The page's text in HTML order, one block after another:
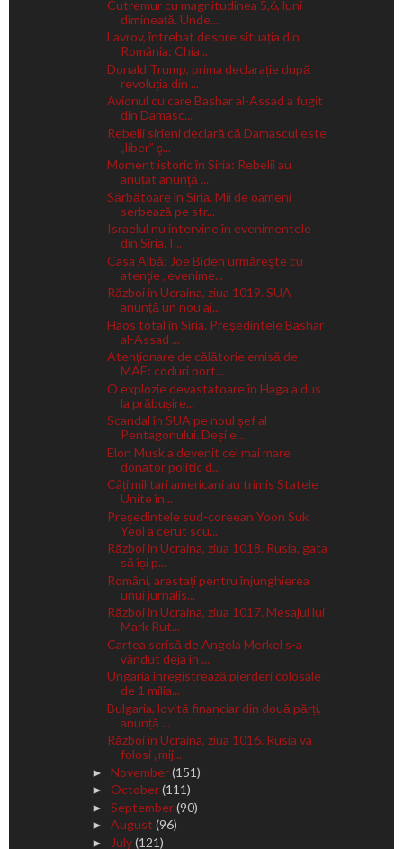
Cutremur cu magnitudinea 5,6, luni
dimineață. Unde...
Lavrov, întrebat despre situația din
România: Chia...
Donald Trump, prima declarație după
revoluția din ...
Avionul cu care Bashar al-Assad a fugit
din Damasc...
Rebelii sirieni declară că Damascul este
„liber” ş...
Moment istoric în Siria: Rebelii au
anuțat anunţă ...
Sărbătoare în Siria. Mii de oameni
serbează pe str...
Israelul nu intervine în evenimentele
din Siria. I...
Casa Albă: Joe Biden urmăreşte cu
atenţie „evenime...
Război în Ucraina, ziua 1019. SUA
anunță un nou aj...
Haos total în Siria. Președintele Bashar
al-Assad ...
Atenţionare de călătorie emisă de
MAE: coduri port...
O explozie devastatoare în Haga a dus
la prăbușire...
Scandal în SUA pe noul șef al
Pentagonului. Deși e...
Elon Musk a devenit cel mai mare
donator politic d...
Câți militari americani au trimis Statele
Unite în...
Preşedintele sud-coreean Yoon Suk
Yeol a cerut scu...
Război în Ucraina, ziua 1018. Rusia, gata
să își p...
Români, arestați pentru înjunghierea
unui jurnalis...
Război în Ucraina, ziua 1017. Mesajul lui
Mark Rut...
Cartea scrisă de Angela Merkel s-a
vândut deja în ...
Ungaria înregistrează pierderi colosale
de 1 milia...
Bulgaria, lovită financiar din două părți,
anunță ...
Război în Ucraina, ziua 1016. Rusia va
folosi „mij...
► November(151)
► October(111)
► September(90)
► August (96)
► July(121)